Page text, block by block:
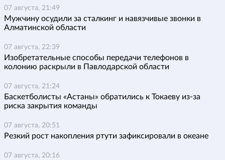
07 августа, 21:49
Мужчину осудили за сталкинг и навязчивые звонки в
Алматинской области
07 августа, 22:39
Изобретательные способы передачи телефонов в
колонию раскрыли в Павлодарской области
07 августа, 21:24
Баскетболисты «Астаны» обратились к Токаеву из-за
риска закрытия команды
07 августа, 20:51
Резкий рост накопления ртути зафиксировали в океане
07 августа, 20:16